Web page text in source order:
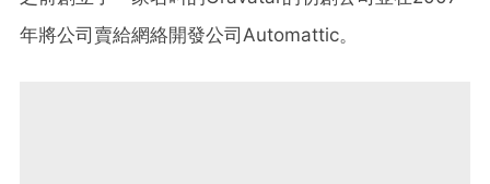
年將公司賣給網絡開發公司Automattic。